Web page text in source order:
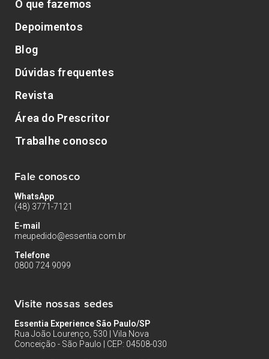
O que fazemos
Depoimentos
Blog
Dúvidas frequentes
Revista
Área do Prescritor
Trabalhe conosco
Fale conosco
WhatsApp
(48) 3771-7121
E-mail
meupedido@essentia.com.br
Telefone
0800 724 9099
Visite nossas sedes
Essentia Experience São Paulo/SP
Rua João Lourenço, 530 | Vila Nova
Conceição - São Paulo | CEP: 04508-030